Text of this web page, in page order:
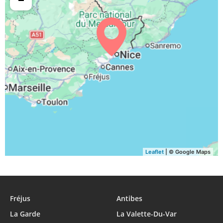
29, Sa 06:52 13:32 17:16 20:13
30, Di 05:47 06:53 13:32 17:15 20:11
31, Lu 05:48 06:54 13:32 17:14 20:09
Leaflet | © Google Maps
Fréjus
Antibes
La Garde
La Valette-Du-Var